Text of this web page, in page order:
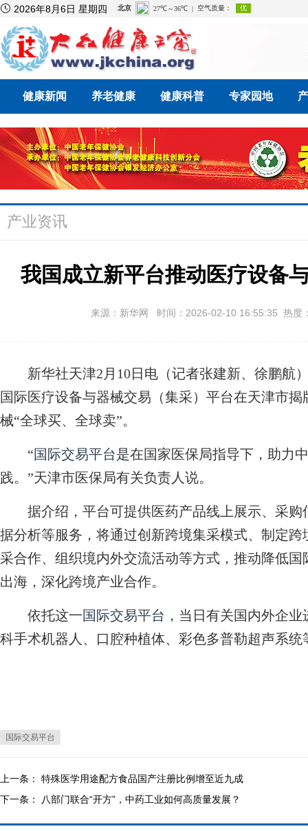
 2026年8月6日 星期四
健康新闻 养老健康 健康科普 专家园地
产业资讯
我国成立新平台推动医疗设备
来源：新华网 时间：2026-02-10 16:55:35 热度
新华社天津2月10日电（记者张建新、徐鹏航
国际医疗设备与器械交易（集采）平台在天津市
械“全球买、全球卖”。
“国际交易平台是在国家医保局指导下，助力
践。”天津市医保局有关负责人说。
据介绍，平台可提供医药产品线上展示、采购
据分析等服务，将通过创新跨境集采模式、制定
采合作、组织境内外交流活动等方式，推动降低
出海，深化跨境产业合作。
依托这一国际交易平台 ，当日有关国内外企
科手术机器人、口腔种植体、彩色多普勒超声系统
国际交易平台
上一条： 特殊医学用途配方食品国产注册比例增至近九成
下一条：
八部门联合“开方”，中药工业如何高质量发展？